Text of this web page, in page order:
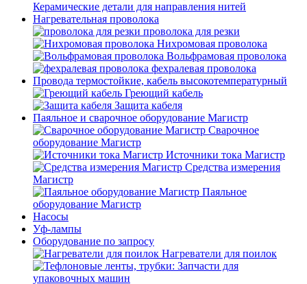
Керамические детали для направления нитей
Нагревательная проволока
проволока для резки
Нихромовая проволока
Вольфрамовая проволока
фехралевая проволока
Провода термостойкие, кабель высокотемпературный
Греющий кабель
Защита кабеля
Паяльное и сварочное оборудование Магистр
Сварочное
оборудование Магистр
Источники тока Магистр
Средства измерения
Магистр
Паяльное
оборудование Магистр
Насосы
Уф-лампы
Оборудование по запросу
Нагреватели для поилок